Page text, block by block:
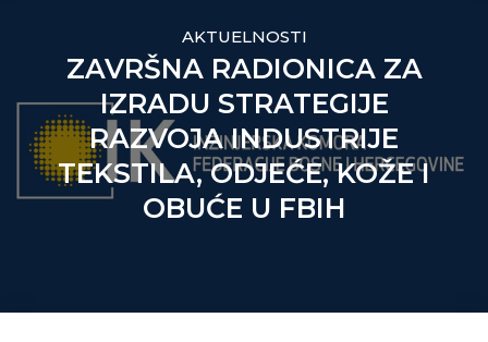
AKTUELNOSTI
ZAVRŠNA RADIONICA ZA
IZRADU STRATEGIJE
RAZVOJA INDUSTRIJE
TEKSTILA, ODJEĆE, KOŽE I
OBUĆE U FBIH